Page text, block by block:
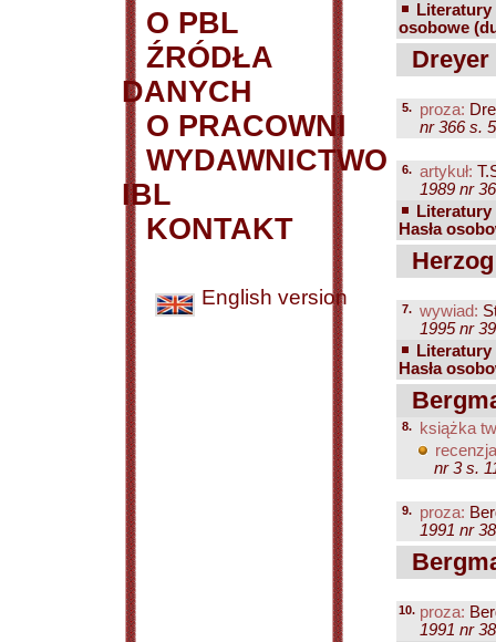
O PBL
ŹRÓDŁA
DANYCH
O PRACOWNI
WYDAWNICTWO
IBL
KONTAKT
English version
Literatury
osobowe
Dreyer
5. proza:
nr 366 s.
6. artykuł:
1989 nr
Literatury
Hasła
7. wywiad:
1995 nr
Literatury
Hasła
8.
książka
nr 3 s.
9. proza:
1991 nr
10. proza:
1991 nr